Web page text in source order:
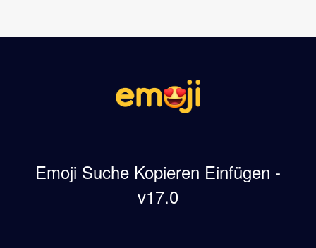
Emoji Suche Kopieren Einfügen -
v17.0